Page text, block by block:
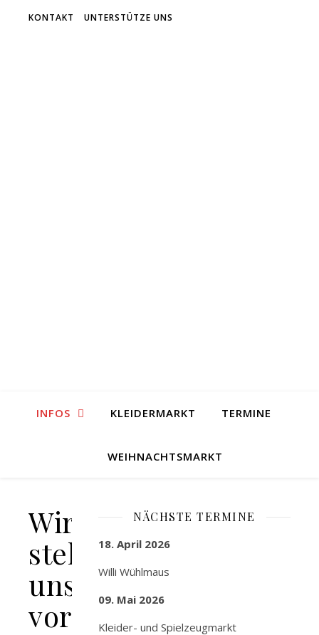
KONTAKT UNTERSTÜTZE UNS
INFOS KLEIDERMARKT TERMINE
WEIHNACHTSMARKT
Wir
stellen
uns
vor
NÄCHSTE TERMINE
18. April 2026
Willi Wühlmaus
09. Mai 2026
Kleider- und Spielzeugmarkt